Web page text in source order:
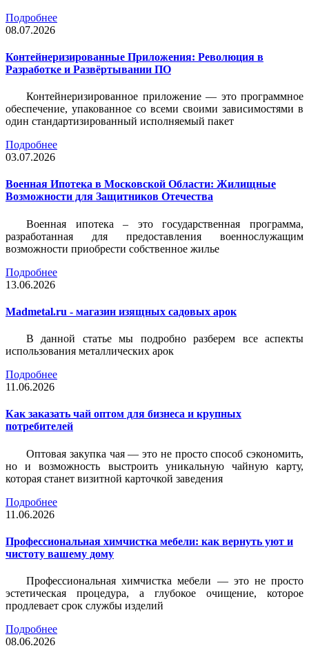
Подробнее
08.07.2026
Контейнеризированные Приложения: Революция в
Разработке и Развёртывании ПО
Контейнеризированное приложение — это программное
обеспечение, упакованное со всеми своими зависимостями в
один стандартизированный исполняемый пакет
Подробнее
03.07.2026
Военная Ипотека в Московской Области: Жилищные
Возможности для Защитников Отечества
Военная ипотека – это государственная программа,
разработанная для предоставления военнослужащим
возможности приобрести собственное жилье
Подробнее
13.06.2026
Madmetal.ru - магазин изящных садовых арок
В данной статье мы подробно разберем все аспекты
использования металлических арок
Подробнее
11.06.2026
Как заказать чай оптом для бизнеса и крупных
потребителей
Оптовая закупка чая — это не просто способ сэкономить,
но и возможность выстроить уникальную чайную карту,
которая станет визитной карточкой заведения
Подробнее
11.06.2026
Профессиональная химчистка мебели: как вернуть уют и
чистоту вашему дому
Профессиональная химчистка мебели — это не просто
эстетическая процедура, а глубокое очищение, которое
продлевает срок службы изделий
Подробнее
08.06.2026